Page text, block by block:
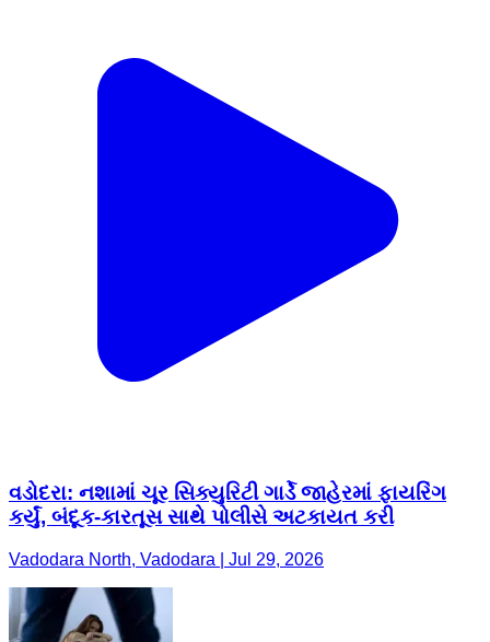
વડોદરા: નશામાં ચૂર સિક્યુરિટી ગાર્ડે જાહેરમાં ફાયરિંગ
કર્યું, બંદૂક-કારતૂસ સાથે પોલીસે અટકાયત કરી
Vadodara North, Vadodara | Jul 29, 2026